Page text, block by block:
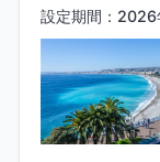
設定期間：